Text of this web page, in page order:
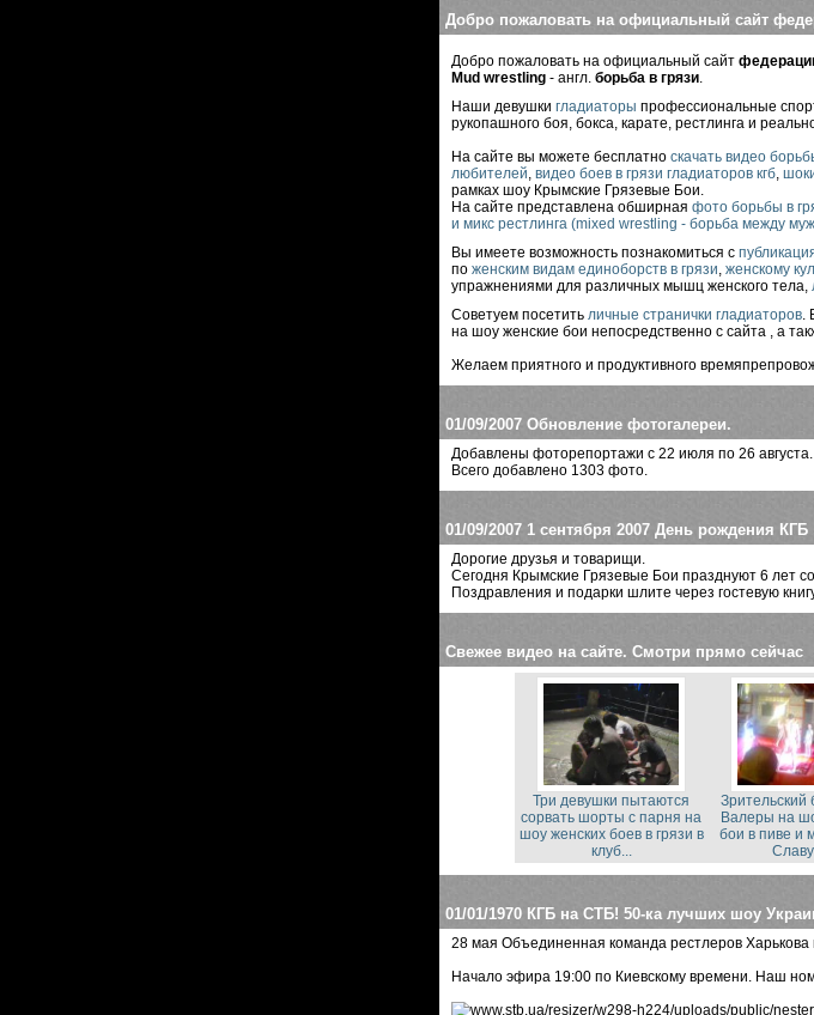
Добро пожаловать на официальный сайт
Добро пожаловать на официальный сайт
Mud wrestling - англ. борьба в грязи.
Наши девушки гладиаторы профессиональные
рукопашного боя, бокса, карате, рестлинга и
На сайте вы можете бесплатно скачать видео
любителей, видео боев в грязи гладиаторов кгб,
рамках шоу Крымские Грязевые Бои.
На сайте представлена обширная фото борьбы в
и микс рестлинга (mixed wrestling - борьба между
Вы имеете возможность познакомиться с
по женским видам единоборств в грязи, женскому
упражнениями для различных мышц женского тела,
Советуем посетить личные странички гладиаторов.
на шоу женские бои непосредственно с сайта , а
Желаем приятного и продуктивного
01/09/2007 Обновление фотогалереи.
Добавлены фоторепортажи с 22 июля по 26 августа.
Всего добавлено 1303 фото.
01/09/2007 1 сентября 2007 День рождения КГБ
Дорогие друзья и товарищи.
Сегодня Крымские Грязевые Бои празднуют 6 лет
Поздравления и подарки шлите через гостевую
Свежее видео на сайте. Смотри прямо сейчас
Три девушки пытаются
сорвать шорты с парня на
шоу женских боев в грязи в
клуб...
Валеры на
бои в пиве и
01/01/1970 КГБ на СТБ! 50-ка лучших шоу
28 мая Объединенная команда рестлеров
Начало эфира 19:00 по Киевскому времени. Наш